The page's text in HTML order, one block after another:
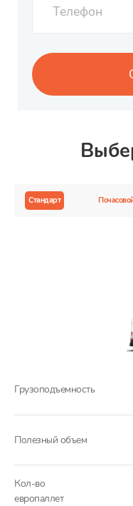
Стандарт
Грузоподъемность
Полезный объем
Кол-во
европаллет